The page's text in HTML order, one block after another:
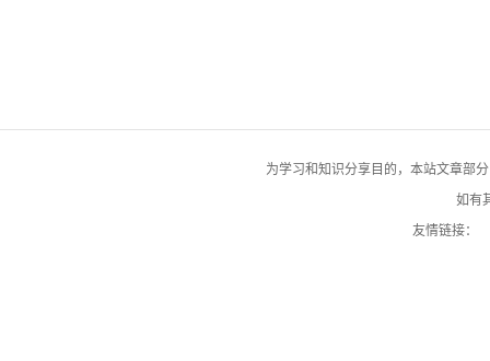
为学习和知识分享目的，本站文章部
如有
友情链接：